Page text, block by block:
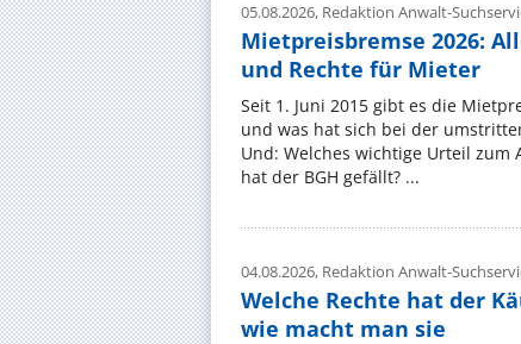
05.08.2026, Redaktion Anwalt-
Mietpreisbremse 2026:
und Rechte für Mieter
Seit 1. Juni 2015 gibt es die
und was hat sich bei der
Und: Welches wichtige Urteil
hat der BGH gefällt? ...
04.08.2026, Redaktion Anwalt-
Welche Rechte hat der
wie macht man sie